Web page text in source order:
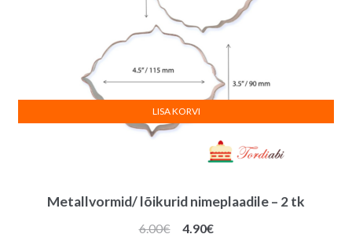
Metallvormid/ lõikurid nimeplaadile – 2 tk
6.00€
Algne
4.90€Praegune
LISA KORVI